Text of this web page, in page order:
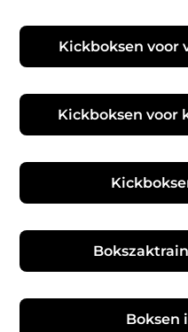
Kickboksen voor
Kickboksen voor
Boksen